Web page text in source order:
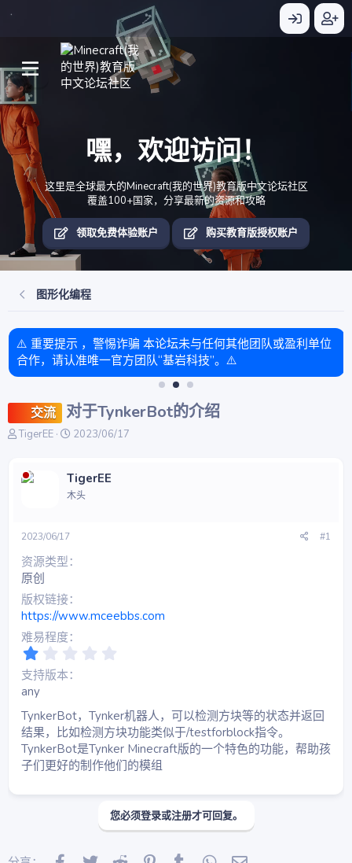
嘿，欢迎访问！
这里是全球最大的Minecraft(我的世界)教育版中文论坛社区
覆盖100+国家，分享最新的资源和攻略
领取免费体验账户 购买教育版授权账户
图形化编程
⚠️ 重要提示 ，警惕诈骗 本论坛未与任何其他团队或盈利单位
合作，请认准唯一官方团队“基岩科技”。⚠️
交流 对于TynkerBot的介绍
主
起
TigerEE
开
间
2023/06/17
TigerEE
木头
2023/06/17 #1
资源类型
原创
版权链接
https://www.mceebbs.com
难易程度
星
支持版本
any
TynkerBot，Tynker机器人，可以检测方块等的状态并返回
结果，比如检测方块功能类似于/testforblock指令。
TynkerBot是Tynker Minecraft版的一个特色的功能，帮助孩
子们更好的制作他们的模组
您必须登录或注册才可回复。